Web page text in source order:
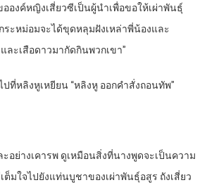
องค์หญิงเสี่ยวซีเป็นผู้นำเพื่อขอให้เผ่าพันธุ์
ระหม่อมจะได้ขุดหลุมฝังเหล่าพี่น้องและ
ละเสือดาวมากัดกินพวกเขา”
ที่หลิงหูเหยียน “หลิงหู ออกคำสั่งถอนทัพ”
อย่างเคารพ ดูเหมือนสิ่งที่นางพูดจะเป็นความ
ต็มใจไปยังแท่นบูชาของเผ่าพันธุ์อสูร ถังเสี่ยว